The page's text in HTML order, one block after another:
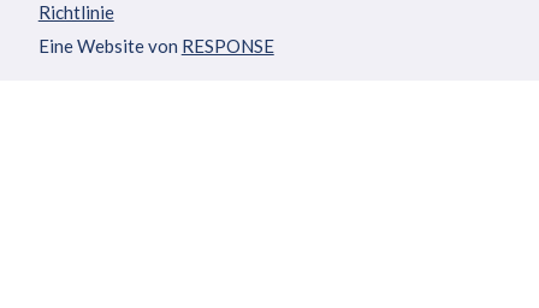
Richtlinie
Eine Website von RESPONSE